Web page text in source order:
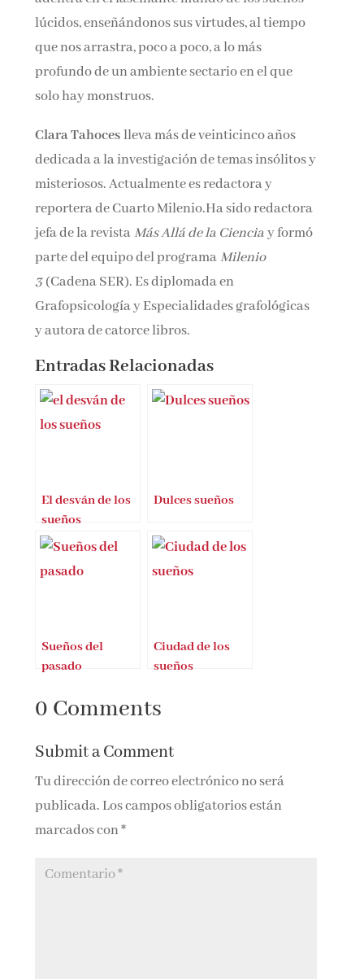
lúcidos, enseñándonos sus virtudes, al tiempo
que nos arrastra, poco a poco, a lo más
profundo de un ambiente sectario en el que
solo hay monstruos.
Clara Tahoceslleva más de veinticinco años
dedicada a la investigación de temas insólitos y
misteriosos. Actualmente es redactora y
reportera de Cuarto Milenio.Ha sido redactora
jefa de la revistaMás Allá de la Cienciay formó
parte del equipo del programaMilenio
3(Cadena SER). Es diplomada en
Grafopsicología y Especialidades grafológicas
y autora de catorce libros.
Entradas Relacionadas
El desván de los
sueños
Dulces sueños
Sueños del
pasado
Ciudad de los
sueños
0 Comments
Submit a Comment
Tu dirección de correo electrónico no será
publicada. Los campos obligatorios están
marcados con*